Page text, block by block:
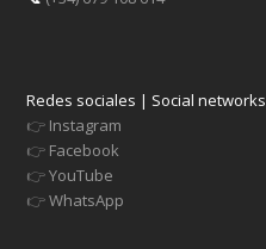
Redes sociales | Social networks
👉 Instagram
👉 Facebook
👉YouTube
👉WhatsApp